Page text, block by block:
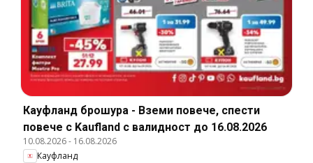
Кауфланд брошура - Вземи повече, спести
повече с Kaufland с валидност до 16.08.2026
10.08.2026- 16.08.2026
Кауфланд